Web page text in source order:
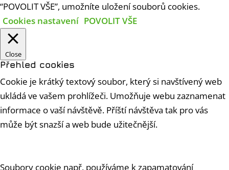
“POVOLIT VŠE”, umožníte uložení souborů cookies.
Cookies nastavení POVOLIT VŠE
Close
Přehled cookies
Cookie je krátký textový soubor, který si navštívený web
ukládá ve vašem prohlížeči. Umožňuje webu zaznamenat
informace o vaší návštěvě. Příští návštěva tak pro vás
může být snazší a web bude užitečnější.
Soubory cookie např. používáme k zapamatování